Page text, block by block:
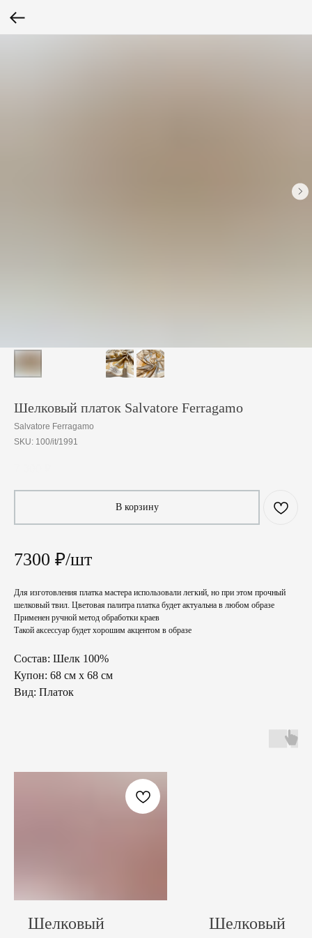
Шелковый платок Salvatore Ferragamo
Salvatore Ferragamo
SKU: 100/it/1991
В корзину
7300 ₽/шт
Для изготовления платка мастера использовали легкий, но при этом прочный
шелковый твил. Цветовая палитра платка будет актуальна в любом образе
Применен ручной метод обработки краев
Такой аксессуар будет хорошим акцентом в образе
Состав: Шелк 100%
Купон: 68 см х 68 см
Вид: Платок
Шелковый
Шелковый